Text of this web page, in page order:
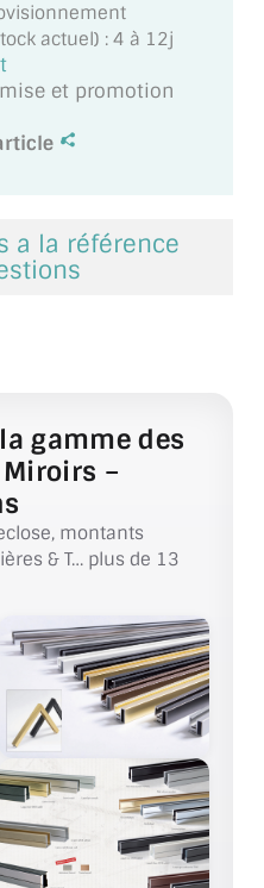
ET FIXATION DU
EN VERRE
actuel) : 4 à 12j
et promotion
a la référence
gamme des
–
montants
& T… plus de 13